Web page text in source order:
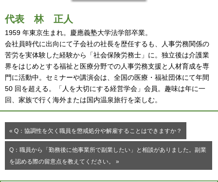
代表 林 正人
1959 年東京生まれ。慶應義塾大学法学部卒業。
会社員時代に出向にて子会社の社長を歴任するも、人事労務関係の
苦労を実体験した経験から「社会保険労務士」に。独立後は介護業
界をはじめとする福祉と医療分野での人事労務支援と人材育成を専
門に活動中。セミナーや講演会は、全国の医療・福祉団体にて年間
50 回を超える。「人を大切にする経営学会」会員。趣味は年に一
回、家族で行く海外または国内温泉旅行を楽しむ。
« Q：協調性を欠く職員を懲戒処分や解雇することはできますか？
Q：職員から「勤務後に他事業所で副業したい」と相談がありました。副業
を認める際の留意点を教えてください。 »